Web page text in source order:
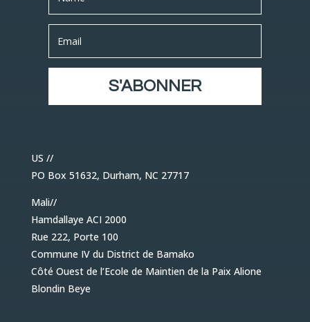
S'ABONNER
US //
PO Box 51632, Durham, NC 27717
Mali//
Hamdallaye ACI 2000
Rue 222, Porte 100
Commune IV du District de Bamako
Côté Ouest de l’Ecole de Maintien de la Paix Alione
Blondin Beye